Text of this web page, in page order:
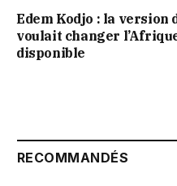
Edem Kodjo : la version
voulait changer
disponible
RECOMMANDÉS